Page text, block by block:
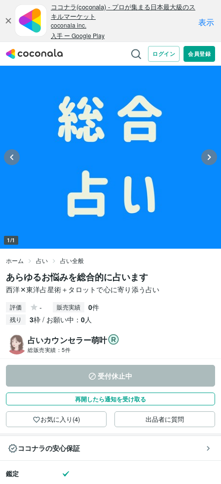
1/1
ホーム 占い 占い全般
あらゆるお悩みを総合的に占います
西洋✕東洋占星術＋タロットで心に寄り添う占い
評価 - 販売実績 0件
残り 3枠 / お願い中： 0人
占いカウンセラー萌叶
総販売実績： 5件
受付休止中
再開したら通知を受け取る
お気に入り(4) 出品者に質問
ココナラの安心保証
鑑定